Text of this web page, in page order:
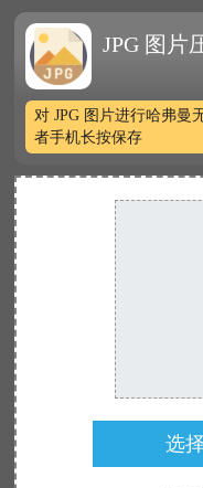
JPG 图片
对 JPG 图片进行哈弗曼
者手机长按保存
选